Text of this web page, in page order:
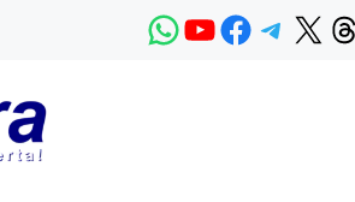
WhatsApp
YouTube
Facebook
X